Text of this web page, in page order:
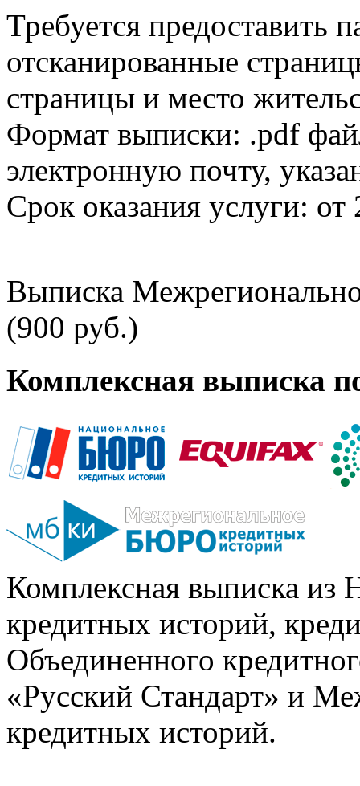
Требуется предоставить
отсканированные
страницы и место
Формат выписки: .pdf
электронную почту,
Срок оказания услуги: от
Выписка
(900 руб.)
Комплексная выписка
Комплексная выписка из
кредитных историй,
Объединенного
«Русский Стандарт» и
кредитных историй.